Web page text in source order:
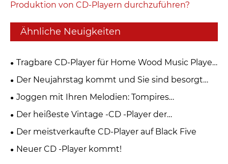
Produktion von CD-Playern durchzuführen?
Ähnliche Neuigkeiten
Tragbare CD-Player für Home Wood Music Player
FM Radio für hauswirumwirtschaftliche und
Fernbedienungs-Walnuss-Brown
Der Neujahrstag kommt und Sie sind besorgt
über Neujahrsgeschenke？
Joggen mit Ihren Melodien: Tompires
transparentes tragbares CD -Player
Der heißeste Vintage -CD -Player der
Weihnachtszeit 2024
Der meistverkaufte CD-Player auf Black Five
Neuer CD -Player kommt!